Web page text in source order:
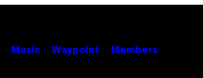
Music Waypoint Members